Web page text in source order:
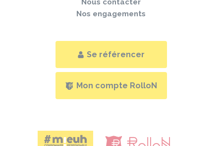
Nous contacter
Nos engagements
Se référencer
Mon compte RolloN